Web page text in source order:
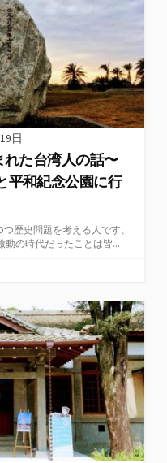
日
た台湾人の話〜
平和紀念公園に行
歴史問題を考える人です、
動の時代だったことは皆...